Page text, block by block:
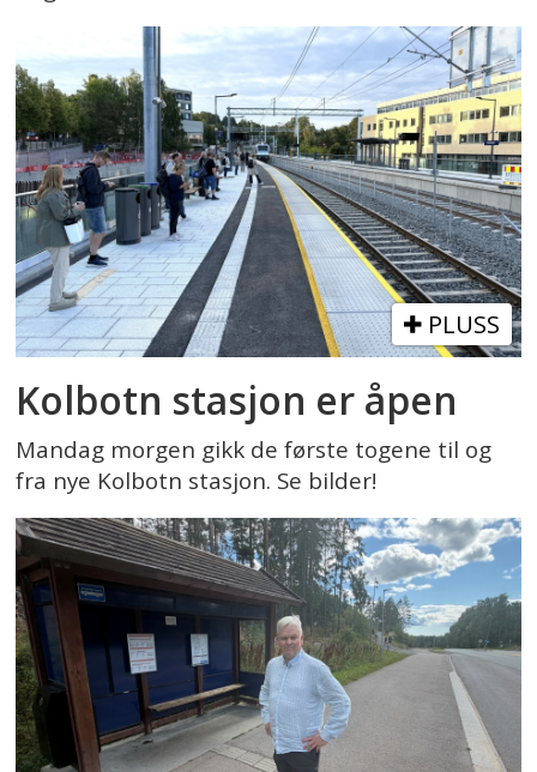
PLUSS
Kolbotn stasjon er åpen
Mandag morgen gikk de første togene til og
fra nye Kolbotn stasjon. Se bilder!